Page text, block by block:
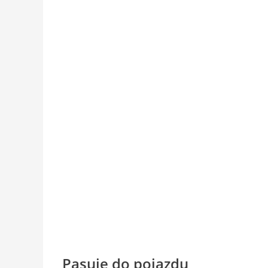
Pasuje do pojazdu